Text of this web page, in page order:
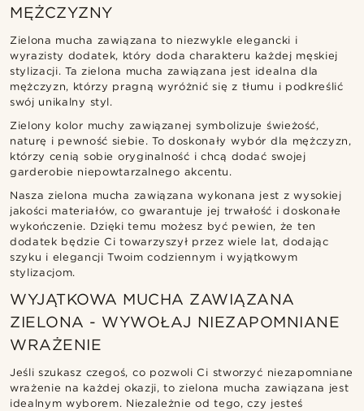
MĘŻCZYZNY
Zielona mucha zawiązana to niezwykle elegancki i
wyrazisty dodatek, który doda charakteru każdej męskiej
stylizacji. Ta zielona mucha zawiązana jest idealna dla
mężczyzn, którzy pragną wyróżnić się z tłumu i podkreślić
swój unikalny styl.
Zielony kolor muchy zawiązanej symbolizuje świeżość,
naturę i pewność siebie. To doskonały wybór dla mężczyzn,
którzy cenią sobie oryginalność i chcą dodać swojej
garderobie niepowtarzalnego akcentu.
Nasza zielona mucha zawiązana wykonana jest z wysokiej
jakości materiałów, co gwarantuje jej trwałość i doskonałe
wykończenie. Dzięki temu możesz być pewien, że ten
dodatek będzie Ci towarzyszył przez wiele lat, dodając
szyku i elegancji Twoim codziennym i wyjątkowym
stylizacjom.
WYJĄTKOWA MUCHA ZAWIĄZANA
ZIELONA - WYWOŁAJ NIEZAPOMNIANE
WRAŻENIE
Jeśli szukasz czegoś, co pozwoli Ci stworzyć niezapomniane
wrażenie na każdej okazji, to zielona mucha zawiązana jest
idealnym wyborem. Niezależnie od tego, czy jesteś